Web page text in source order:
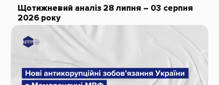
Щотижневий аналіз 28 липня – 03 серпня
2026 року